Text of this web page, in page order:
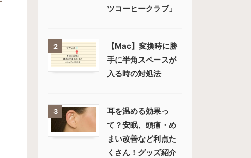
ツコーヒークラブ」
2
【Mac】変換時に勝
手に半角スペースが
入る時の対処法
3
耳を温める効果っ
て？安眠、頭痛・め
まい改善など利点た
くさん！グッズ紹介